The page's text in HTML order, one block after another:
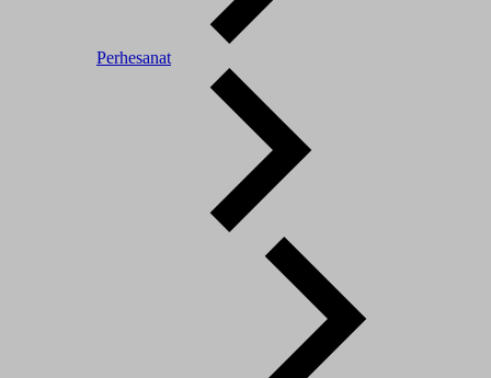
Perhesanat